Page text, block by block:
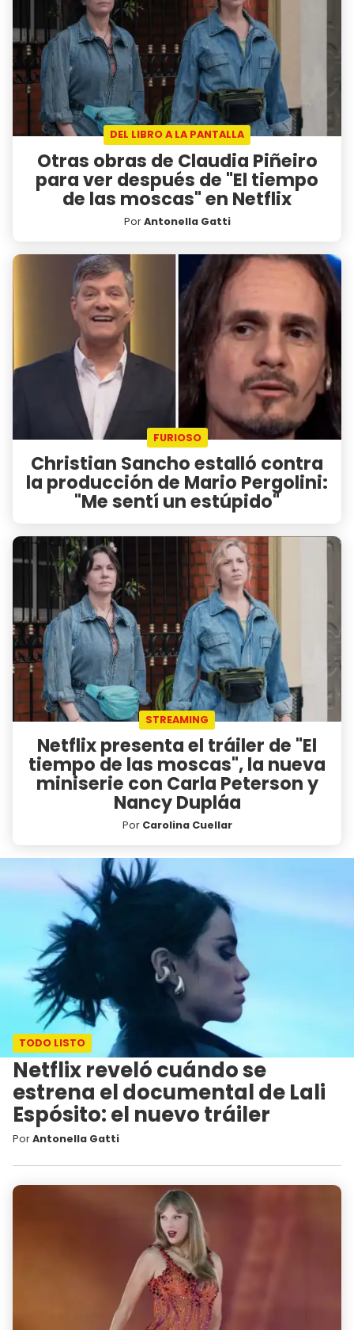
DEL LIBRO A LA PANTALLA
Otras obras de Claudia Piñeiro
para ver después de "El tiempo
de las moscas" en Netflix
PorAntonella Gatti
FURIOSO
Christian Sancho estalló contra
la producción de Mario Pergolini:
"Me sentí un estúpido"
STREAMING
Netflix presenta el tráiler de "El
tiempo de las moscas", la nueva
miniserie con Carla Peterson y
Nancy Dupláa
Por Carolina Cuellar
TODO LISTO
Netflix reveló cuándo se
estrena el documental de Lali
Espósito: el nuevo tráiler
PorAntonella Gatti